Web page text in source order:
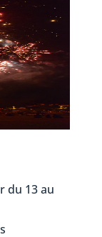
du 13 au